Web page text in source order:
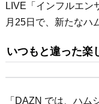
LIVE「インフルエン
月25日で、新たなハ
いつもと違った楽
「DAZN では、ハム